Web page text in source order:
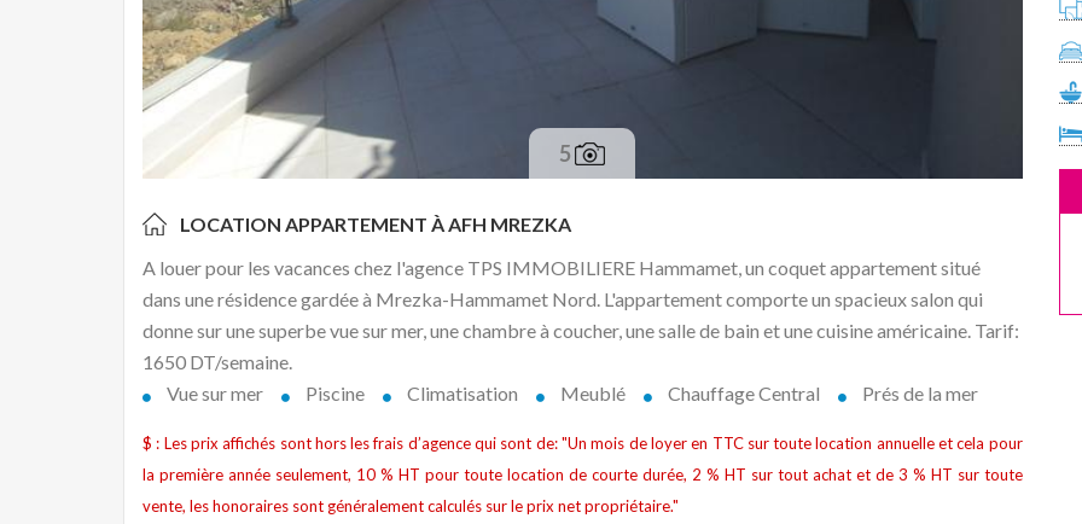
5
LOCATION APPARTEMENT ÀAFH MREZKA
A louer pour les vacances chez l'agence TPS IMMOBILIERE Hammamet, un coquet appartement situé
dans une résidence gardée à Mrezka-Hammamet Nord. L'appartement comporte un spacieux salon qui
donne sur une superbe vue sur mer, une chambre à coucher, une salle de bain et une cuisine américaine. Tarif:
1650 DT/semaine.
Vue sur mer
Piscine Climatisation Meublé Chauffage Central Prés de la mer
$ : Les prix affichés sont hors les frais d’agence qui sont de: "Un mois de loyer en TTC sur toute location annuelle et cela pour
la première année seulement, 10 % HT pour toute location de courte durée, 2 % HT sur tout achat et de 3 % HT sur toute
vente, les honoraires sont généralement calculés sur le prix net propriétaire."